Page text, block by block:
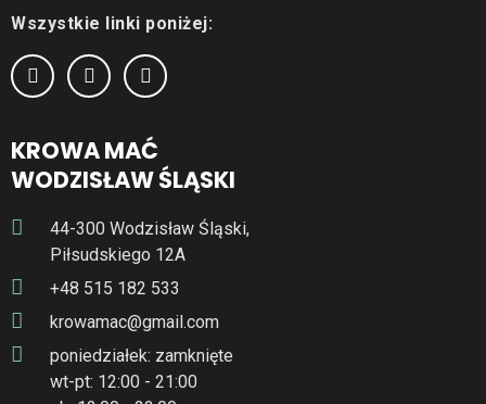
Wszystkie linki poniżej:
KROWA MAĆ
WODZISŁAW ŚLĄSKI
44-300 Wodzisław Śląski,
Piłsudskiego 12A
+48 515 182 533
krowamac@gmail.com
poniedziałek: zamknięte
wt-pt: 12:00 - 21:00